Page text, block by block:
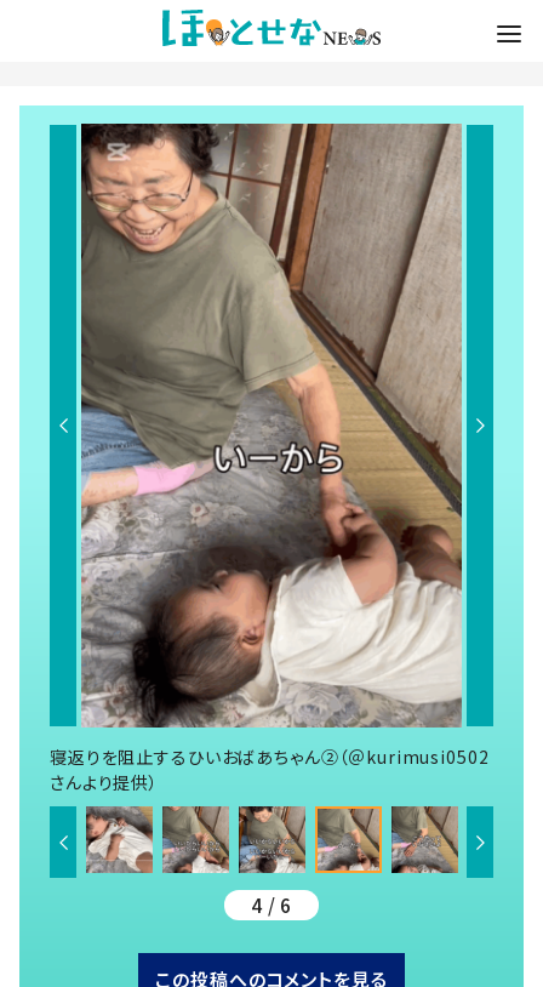
寝返りを阻止するひいおばあちゃん②（＠kurimusi0502
さんより提供）
4 / 6
この投稿へのコメントを見る